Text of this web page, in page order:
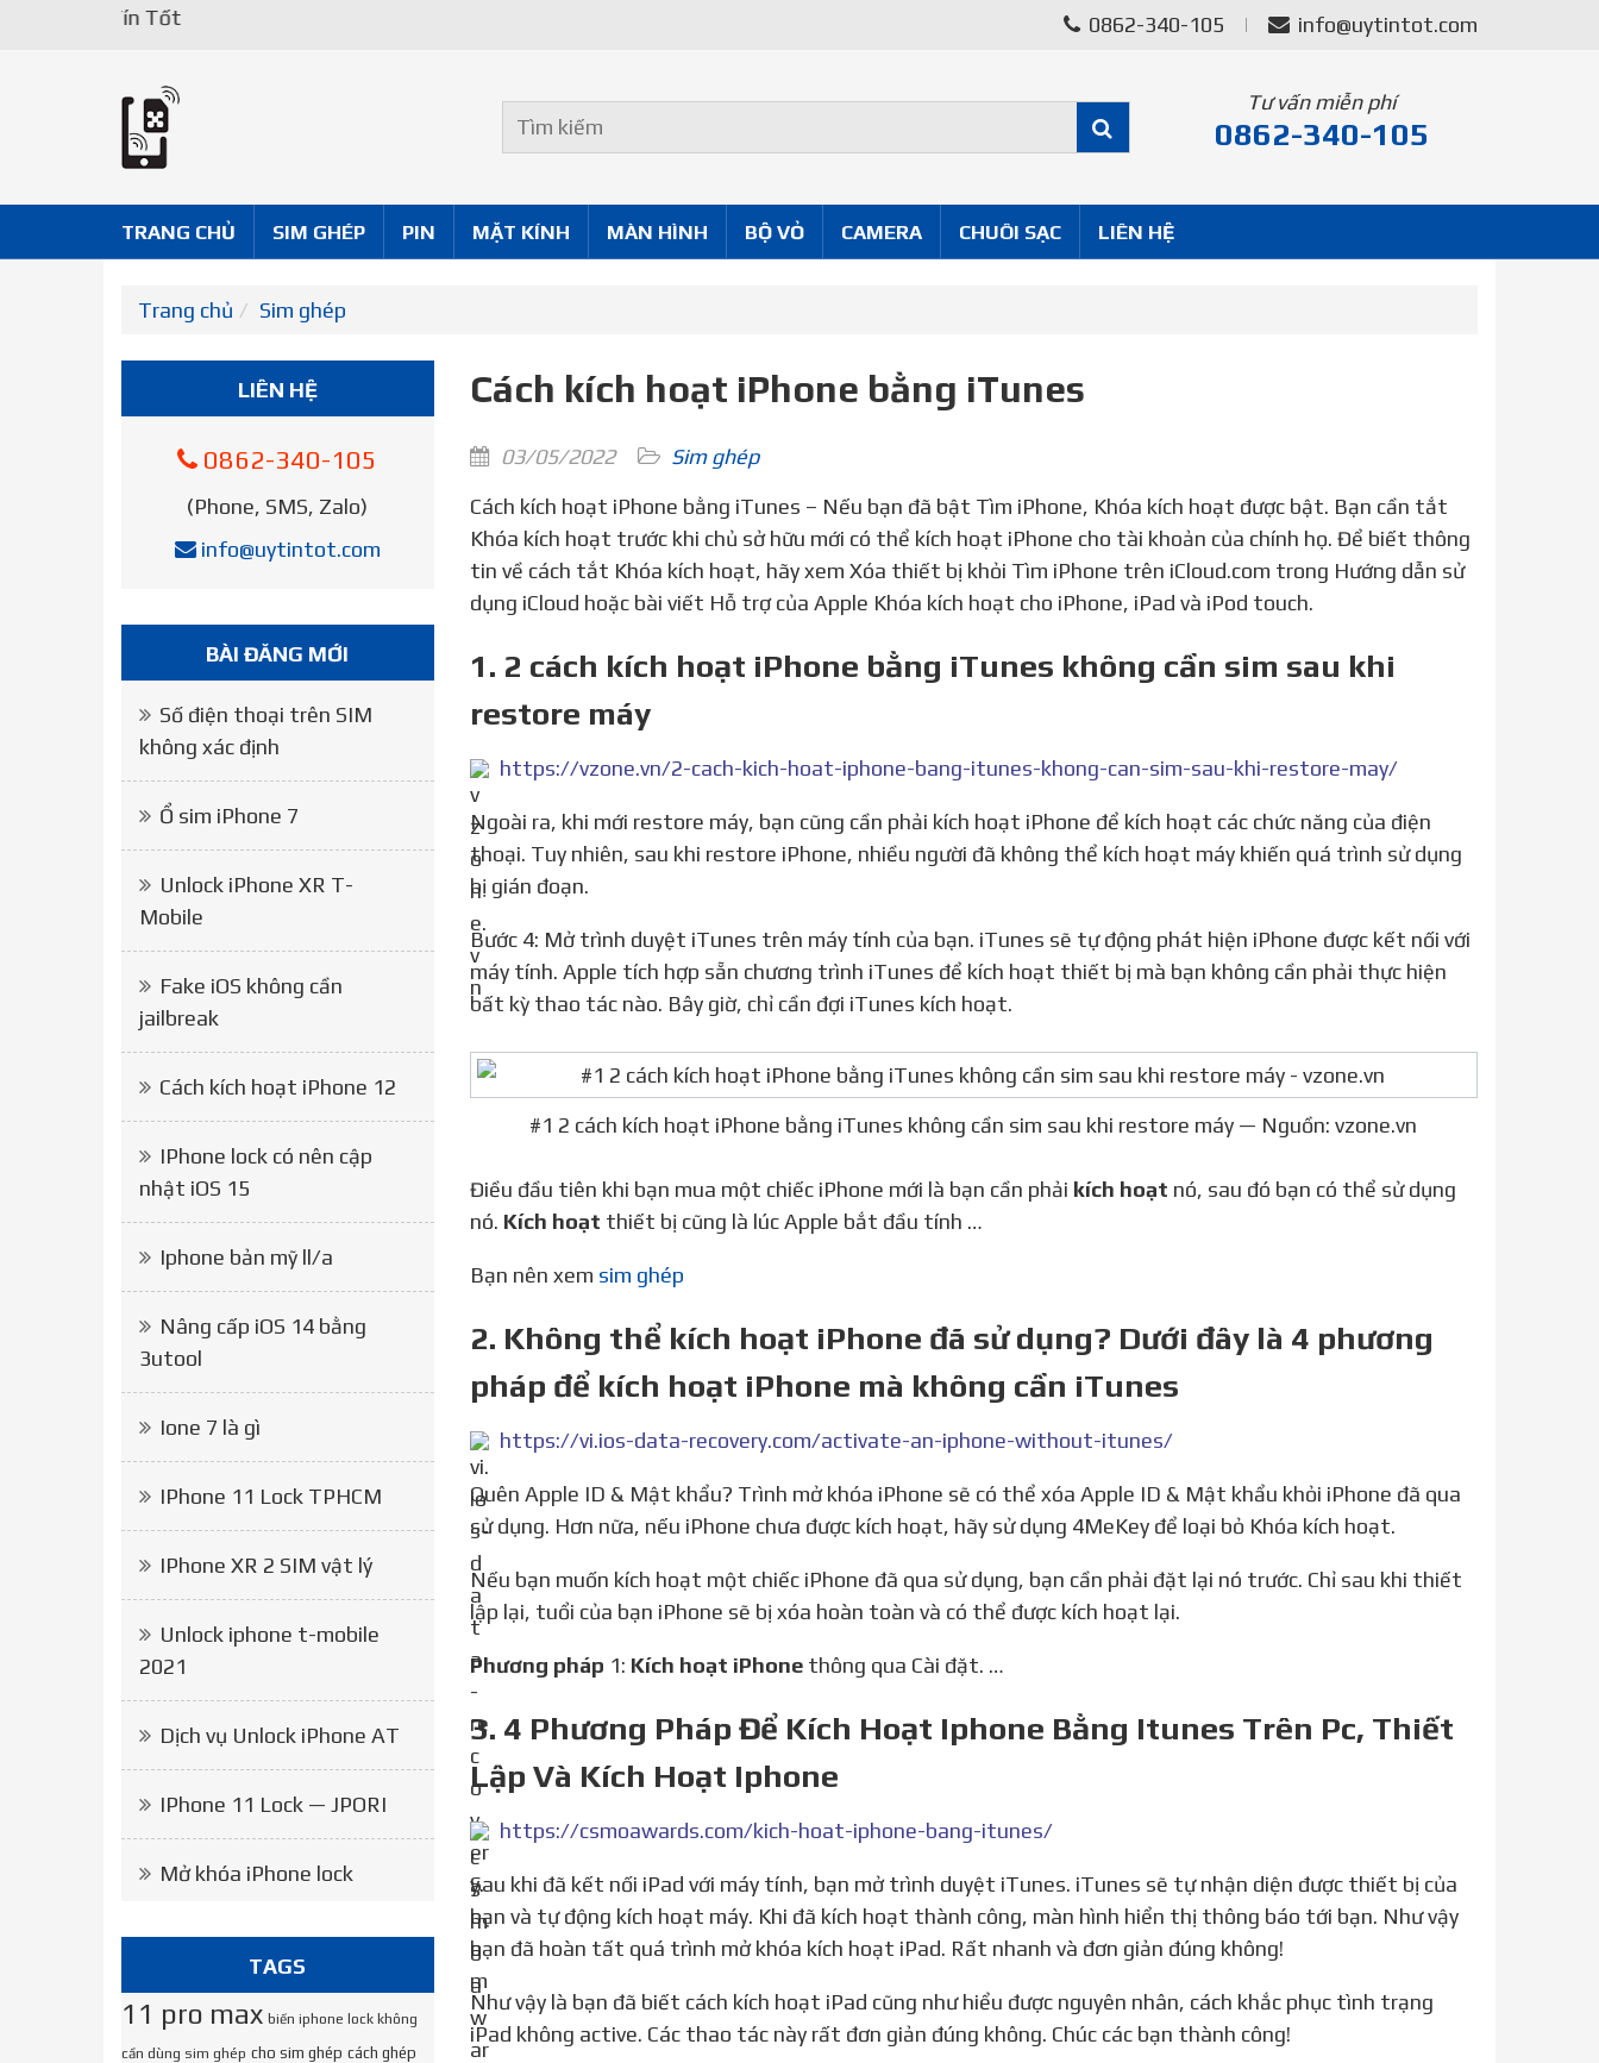
0862-340-105 info@uytintot.com
Tư vấn miễn phí
0862-340-105
TRANG CHỦ SIM GHÉP PIN MẶT KÍNH MÀN HÌNH BỘ VỎ CAMERA CHUÔI SẠC LIÊN HỆ
Trang chủ Sim ghép
Cách kích hoạt iPhone bằng iTunes
03/05/2022
Sim ghép
Cách kích hoạt iPhone bằng iTunes – Nếu bạn đã bật Tìm iPhone, Khóa kích hoạt được bật. Bạn cần tắt
Khóa kích hoạt trước khi chủ sở hữu mới có thể kích hoạt iPhone cho tài khoản của chính họ. Để biết thông
tin về cách tắt Khóa kích hoạt, hãy xem Xóa thiết bị khỏi Tìm iPhone trên iCloud.com trong Hướng dẫn sử
dụng iCloud hoặc bài viết Hỗ trợ của Apple Khóa kích hoạt cho iPhone, iPad và iPod touch.
1. 2 cách kích hoạt iPhone bằng iTunes không cần sim sau khi
restore máy
https://vzone.vn/2-cach-kich-hoat-iphone-bang-itunes-khong-can-sim-sau-khi-restore-may/
Ngoài ra, khi mới restore máy, bạn cũng cần phải kích hoạt iPhone để kích hoạt các chức năng của điện
thoại. Tuy nhiên, sau khi restore iPhone, nhiều người đã không thể kích hoạt máy khiến quá trình sử dụng
bị gián đoạn.
Bước 4: Mở trình duyệt iTunes trên máy tính của bạn. iTunes sẽ tự động phát hiện iPhone được kết nối với
máy tính. Apple tích hợp sẵn chương trình iTunes để kích hoạt thiết bị mà bạn không cần phải thực hiện
bất kỳ thao tác nào. Bây giờ, chỉ cần đợi iTunes kích hoạt.
#1 2 cách kích hoạt iPhone bằng iTunes không cần sim sau khi restore máy — Nguồn: vzone.vn
Điều đầu tiên khi bạn mua một chiếc iPhone mới là bạn cần phải kích hoạt nó, sau đó bạn có thể sử dụng
nó. Kích hoạt thiết bị cũng là lúc Apple bắt đầu tính …
Bạn nên xem sim ghép
2. Không thể kích hoạt iPhone đã sử dụng? Dưới đây là 4 phương
pháp để kích hoạt iPhone mà không cần iTunes
https://vi.ios-data-recovery.com/activate-an-iphone-without-itunes/
Quên Apple ID & Mật khẩu? Trình mở khóa iPhone sẽ có thể xóa Apple ID & Mật khẩu khỏi iPhone đã qua
sử dụng. Hơn nữa, nếu iPhone chưa được kích hoạt, hãy sử dụng 4MeKey để loại bỏ Khóa kích hoạt.
Nếu bạn muốn kích hoạt một chiếc iPhone đã qua sử dụng, bạn cần phải đặt lại nó trước. Chỉ sau khi thiết
lập lại, tuổi của bạn iPhone sẽ bị xóa hoàn toàn và có thể được kích hoạt lại.
Phương pháp 1: Kích hoạt iPhonethông qua Cài đặt. …
3. 4 Phương Pháp Để Kích Hoạt Iphone Bằng Itunes Trên Pc, Thiết
Lập Và Kích Hoạt Iphone
https://csmoawards.com/kich-hoat-iphone-bang-itunes/
Sau khi đã kết nối iPad với máy tính, bạn mở trình duyệt iTunes. iTunes sẽ tự nhận diện được thiết bị của
bạn và tự động kích hoạt máy. Khi đã kích hoạt thành công, màn hình hiển thị thông báo tới bạn. Như vậy
bạn đã hoàn tất quá trình mở khóa kích hoạt iPad. Rất nhanh và đơn giản đúng không!
Như vậy là bạn đã biết cách kích hoạt iPad cũng như hiểu được nguyên nhân, cách khắc phục tình trạng
iPad không active. Các thao tác này rất đơn giản đúng không. Chúc các bạn thành công!
LIÊN HỆ
0862-340-105
(Phone, SMS, Zalo)
info@uytintot.com
BÀI ĐĂNG MỚI
Số điện thoại trên SIM
không xác định
Ổ sim iPhone 7
Unlock iPhone XR T-
Mobile
Fake iOS không cần
jailbreak
Cách kích hoạt iPhone 12
IPhone lock có nên cập
nhật iOS 15
Iphone bản mỹ ll/a
Nâng cấp iOS 14 bằng
3utool
Ione 7 là gì
IPhone 11 Lock TPHCM
IPhone XR 2 SIM vật lý
Unlock iphone t-mobile
2021
Dịch vụ Unlock iPhone AT
IPhone 11 Lock — JPORI
Mở khóa iPhone lock
TAGS
11 pro max biến iphone lock không
cần dùng sim ghép cho sim ghép cách ghép